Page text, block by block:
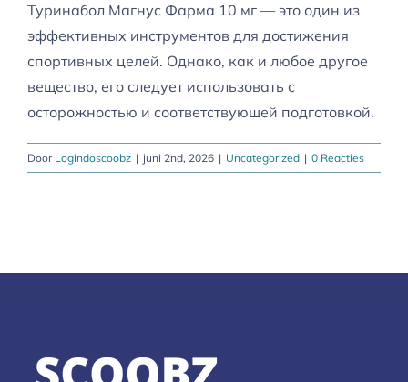
Туринабол Магнус Фарма 10 мг — это один из
эффективных инструментов для достижения
спортивных целей. Однако, как и любое другое
вещество, его следует использовать с
осторожностью и соответствующей подготовкой.
Door Logindoscoobz | juni 2nd, 2026 | Uncategorized | 0 Reacties